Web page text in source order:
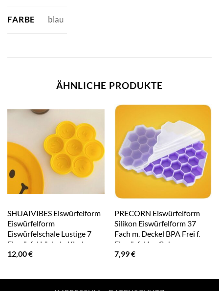
FARBE blau
ÄHNLICHE PRODUKTE
SHUAIVIBES Eiswürfelform
Eiswürfelform
Eiswürfelschale Lustige 7
Eiswürfel Lächeln Kinder
12,00€
PRECORN Eiswürfelform
Silikon Eiswürfelform 37
Fach m. Deckel BPA Frei f.
Eiswürfel Ice Cube
7,99€